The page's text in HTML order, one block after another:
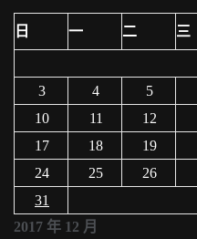
2017 年 12 月
日 一 二 三
3
4 5
10
11 12
17
18 19
24
25 26
31